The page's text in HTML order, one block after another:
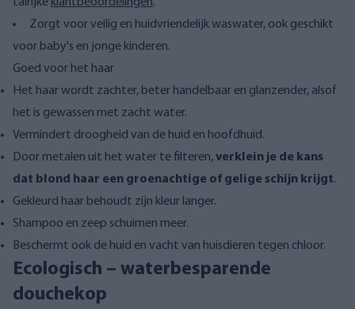
Zorgt voor veilig en huidvriendelijk waswater, ook geschikt
voor baby's en jonge kinderen.
Goed voor het haar
Het haar wordt zachter, beter handelbaar en glanzender, alsof
het is gewassen met zacht water.
Vermindert droogheid van de huid en hoofdhuid.
Door metalen uit het water te filteren,verklein je de kans
dat blond haar een groenachtige of gelige schijn krijgt.
Gekleurd haar behoudt zijn kleur langer.
Shampoo en zeep schuimen meer.
Beschermt ook de huid en vacht van huisdieren tegen chloor.
Ecologisch – waterbesparende
douchekop